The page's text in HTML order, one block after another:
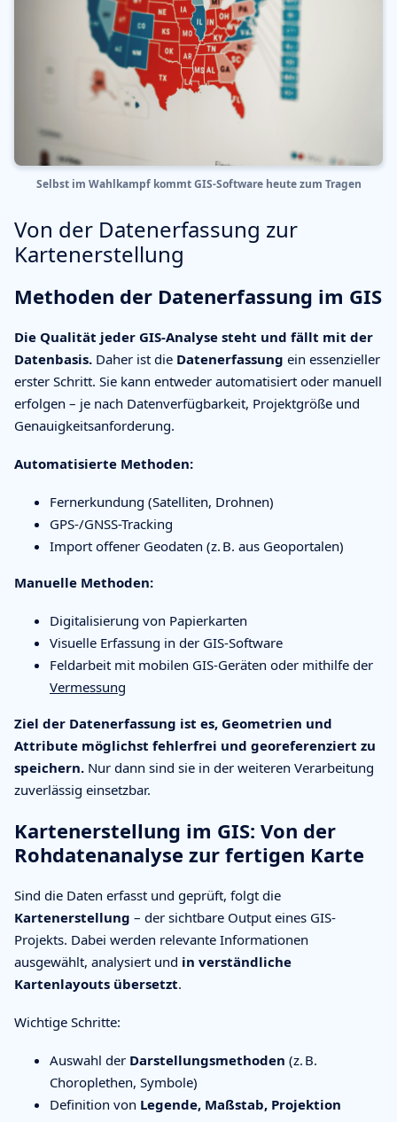
Selbst im Wahlkampf kommt GIS-Software heute zum Tragen
Von der Datenerfassung zur
Kartenerstellung
Methoden der Datenerfassung im GIS
Die Qualität jeder GIS-Analyse steht und fällt mit der
Datenbasis. Daher ist die Datenerfassung ein essenzieller
erster Schritt. Sie kann entweder automatisiert oder manuell
erfolgen – je nach Datenverfügbarkeit, Projektgröße und
Genauigkeitsanforderung.
Automatisierte Methoden:
Fernerkundung (Satelliten, Drohnen)
GPS-/GNSS-Tracking
Import offener Geodaten (z. B. aus Geoportalen)
Manuelle Methoden:
Digitalisierung von Papierkarten
Visuelle Erfassung in der GIS-Software
Feldarbeit mit mobilen GIS-Geräten oder mithilfe der
Vermessung
Ziel der Datenerfassung ist es, Geometrien und
Attribute möglichst fehlerfrei und georeferenziert zu
speichern. Nur dann sind sie in der weiteren Verarbeitung
zuverlässig einsetzbar.
Kartenerstellung im GIS: Von der
Rohdatenanalyse zur fertigen Karte
Sind die Daten erfasst und geprüft, folgt die
Kartenerstellung – der sichtbare Output eines GIS-
Projekts. Dabei werden relevante Informationen
ausgewählt, analysiert und in verständliche
Kartenlayouts übersetzt.
Wichtige Schritte:
Auswahl der Darstellungsmethoden (z. B.
Choroplethen, Symbole)
Definition von Legende, Maßstab, Projektion